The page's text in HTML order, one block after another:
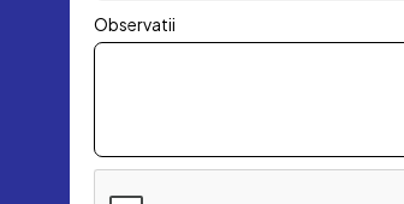
Observatii